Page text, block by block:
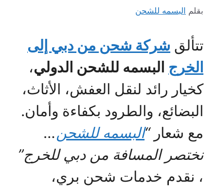
بقلم البسمه للشحن
تتألق شركة شحن من دبي إلى
الخرج البسمه للشحن الدولي،
كخيار رائد لنقل العفش، الأثاث،
البضائع، والطرود بكفاءة وأمان.
مع شعار“البسمه للشحن…
نختصر المسافة من دبي للخرج”
، نقدم خدمات شحن بري،